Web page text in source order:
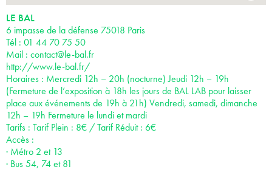
LE BAL
6 impasse de la défense 75018 Paris
Tél : 01 44 70 75 50
Mail : contact@le-bal.fr
http://www.le-bal.fr/
Horaires : Mercredi 12h – 20h (nocturne) Jeudi 12h – 19h
(Fermeture de l’exposition à 18h les jours de BAL LAB pour laisser
place aux événements de 19h à 21h) Vendredi, samedi, dimanche
12h – 19h Fermeture le lundi et mardi
Tarifs : Tarif Plein : 8€ / Tarif Réduit : 6€
Accès :
· Métro 2 et 13
· Bus 54, 74 et 81